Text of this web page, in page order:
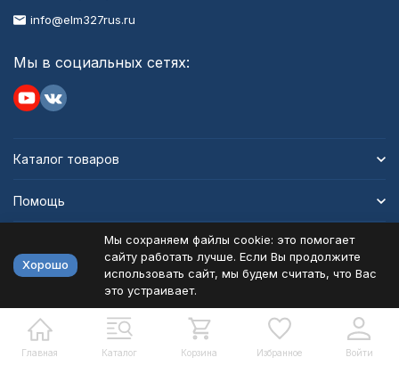
Главная Каталог Корзина Избранное Войти
info@elm327rus.ru
Мы в социальных сетях:
Каталог товаров
Помощь
Политика персональных данных
Разработано в bodysite.ru
Хорошо
Мы сохраняем файлы cookie: это помогает
сайту работать лучше. Если Вы продолжите
использовать сайт, мы будем считать, что Вас
это устраивает.